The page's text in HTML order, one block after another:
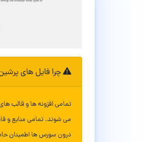
چرا فایل های
تمامی افزونه ها و قالب
می شوند. تمامی منابع و
درون سورس ها اطمینان